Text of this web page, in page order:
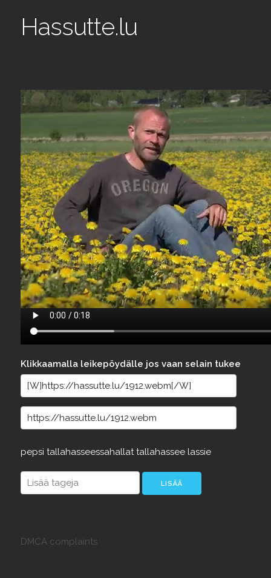
Hassutte.lu
Klikkaamalla leikepöydälle jos vaan selain tukee
pepsi tallahasseessahallattallahassee lassie
DMCA complaints